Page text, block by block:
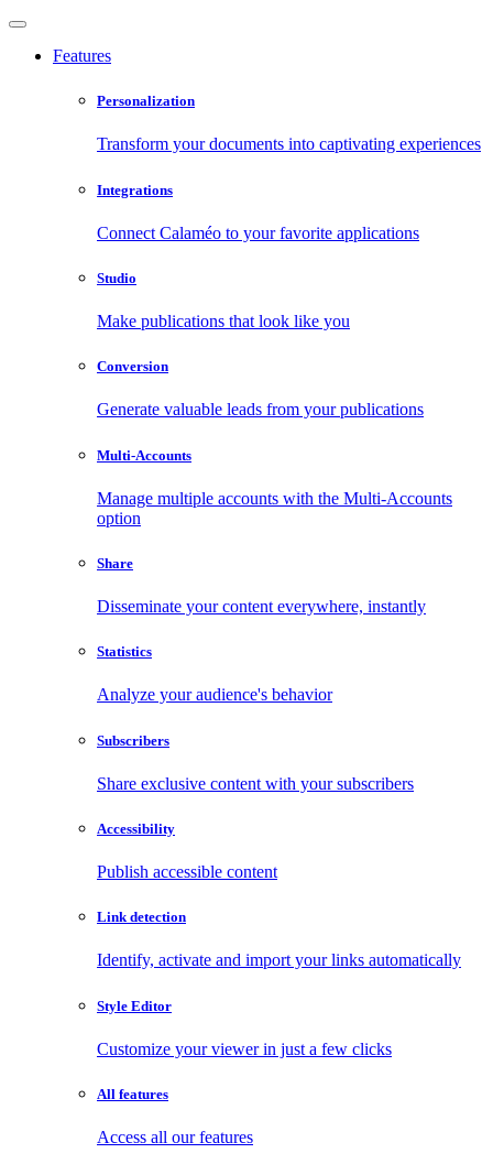
Features
Personalization
Transform your documents into captivating experiences
Integrations
Connect Calaméo to your favorite applications
Studio
Make publications that look like you
Conversion
Generate valuable leads from your publications
Multi-Accounts
Manage multiple accounts with the Multi-Accounts
option
Share
Disseminate your content everywhere, instantly
Statistics
Analyze your audience's behavior
Subscribers
Share exclusive content with your subscribers
Accessibility
Publish accessible content
Link detection
Identify, activate and import your links automatically
Style Editor
Customize your viewer in just a few clicks
All features
Access all our features